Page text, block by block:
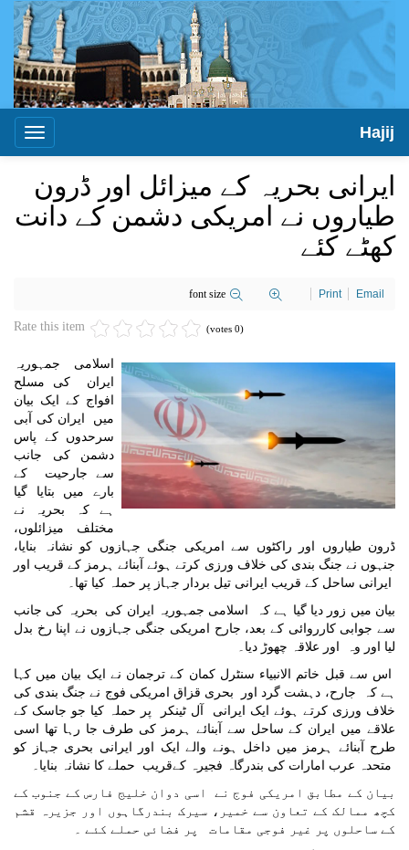
Toggle
Hajij
ایرانی بحریہ کے میزائل اور ڈرون
طیاروں نے امریکی دشمن کے دانت
کھٹے کئے
font size Print Email
Rate this item (0 votes)
اسلامی جمہوریہ
ایران کی مسلح
افواج کے ایک بیان
میں ایران کی آبی
سرحدوں کے پاس
دشمن کی جانب
سے جارحیت کے
بارے میں بتایا گيا
ہے کہ بحریہ نے
مختلف میزائلوں،
ڈرون طیاروں اور راکٹوں سے امریکی جنگی جہازوں کو نشانہ بنایا،
جنہوں نے جنگ بندی کی خلاف ورزی کرتے ہوئے آبنائے ہرمز کے قریب اور
ایرانی ساحل کے قریب ایرانی تیل بردار جہاز پر حملہ کیا تھا۔
بیان میں زور دیا گیا ہے کہ اسلامی جمہوریہ ایران کی بحریہ کی جانب
سے جوابی کارروائی کے بعد، جارح امریکی جنگی جہازوں نے اپنا رخ بدل
لیا اور وہ اور علاقہ چھوڑ دیا۔
اس سے قبل خاتم الانبیاء سنٹرل کمان کے ترجمان نے ایک بیان میں کہا
ہے کہ جارح، دہشت گرد اور بحری قزاق امریکی فوج نے جنگ بندی کی
خلاف ورزی کرتے ہوئے ایک ایرانی آل ٹینکر پر حملہ کیا جو جاسک کے
علاقے میں ایران کے ساحل سے آبنائے ہرمز کی طرف جا رہا تھا اسی
طرح آبنائے ہرمز میں داخل ہونے والے ایک اور ایرانی بحری جہاز کو
متحدہ عرب امارات کی بندرگاہ فجیرہ کےقریب حملے کا نشانہ بنایا۔
بیان کے مطابق امریکی فوج نے اسی دوان خلیج فارس کے جنوب کے
کچھ ممالک کے تعاون سے خمیر، سیرک بندرگاہوں اور جزیرہ قشم
کے ساحلوں پر غیر فوجی مقامات پر فضائی حملے کئے ۔